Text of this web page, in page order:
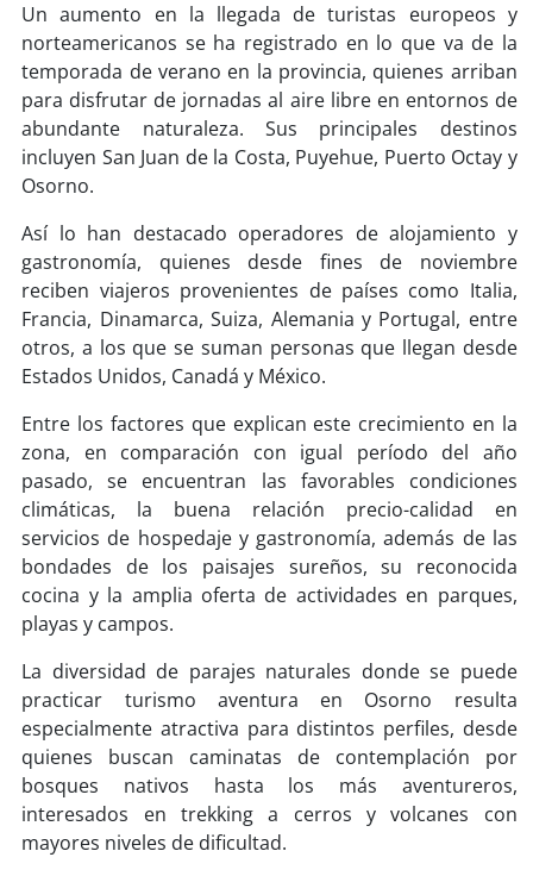
soycalama
soyantofagasta
soycopiapó
soyquillota
soysanantonio
soychillán
soysancarlos
soytalcahuano
soyconcepción
soycoronel
soyarauco
soytemuco
soyvaldivia
soyosorno
Un aumento en la llegada de turistas europeos y
norteamericanos se ha registrado en lo que va de la
temporada de verano en la provincia, quienes arriban
para disfrutar de jornadas al aire libre en entornos de
abundante naturaleza. Sus principales destinos
incluyen San Juan de la Costa, Puyehue, Puerto Octay y
Osorno.
Así lo han destacado operadores de alojamiento y
gastronomía, quienes desde fines de noviembre
reciben viajeros provenientes de países como Italia,
Francia, Dinamarca, Suiza, Alemania y Portugal, entre
otros, a los que se suman personas que llegan desde
Estados Unidos, Canadá y México.
Entre los factores que explican este crecimiento en la
zona, en comparación con igual período del año
pasado, se encuentran las favorables condiciones
climáticas, la buena relación precio-calidad en
servicios de hospedaje y gastronomía, además de las
bondades de los paisajes sureños, su reconocida
cocina y la amplia oferta de actividades en parques,
playas y campos.
La diversidad de parajes naturales donde se puede
practicar turismo aventura en Osorno resulta
especialmente atractiva para distintos perfiles, desde
quienes buscan caminatas de contemplación por
bosques nativos hasta los más aventureros,
interesados en trekking a cerros y volcanes con
mayores niveles de dificultad.